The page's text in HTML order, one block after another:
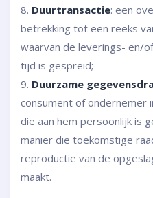
8. Duurtransactie: een
betrekking tot een reeks
waarvan de leverings- en/
tijd is gespreid;
9. Duurzame
consument of ondernemer
die aan hem persoonlijk is
manier die toekomstige
reproductie van de
maakt.